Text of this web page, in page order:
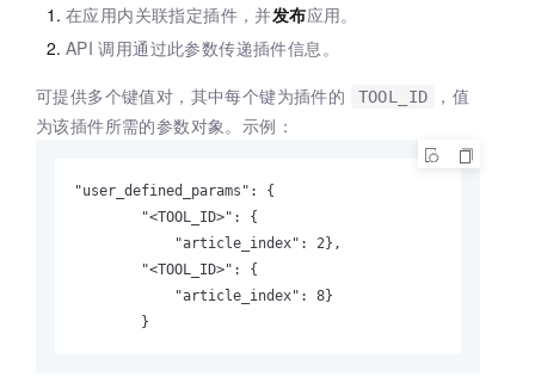
在应用内关联指定插件，并发布应用。
API 调用通过此参数传递插件信息。
可提供多个键值对，其中每个键为插件的
TOOL_ID
，值
为该插件所需的参数对象。示例：
"user_defined_params": {
        "<TOOL_ID>": {
            "article_index": 2},
        "<TOOL_ID>": {
            "article_index": 8}
        }